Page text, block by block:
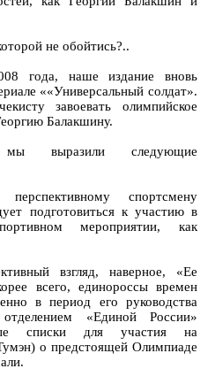
не обойтись?..
года, наше издание вновь
««Универсальный солдат».
завоевать олимпийское
Балакшину.
выразили следующие
спортсмену
подготовиться к участию в
мероприятии, как
взгляд, наверное, «Ее
всего, единороссы времен
в период его руководства
«Единой России»
списки для участия на
о предстоящей Олимпиаде